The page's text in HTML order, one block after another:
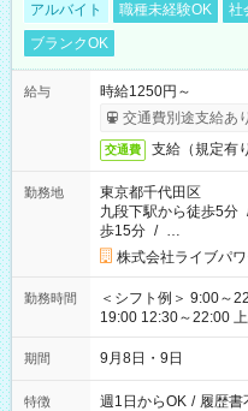
アルバイト 職種未経験OK 社
ブランクOK
給与
時給1250円～
交通費別途支給あり
交通費 支給（規定有り
勤務地
東京都千代田区
九段下駅から徒歩5分
歩15分 / …
株式会社ライブパ
勤務時間
＜シフト例＞ 9:00～
19:00 12:30～22:00 上記の時間から好きな時間を選べます！ ※
時間は変更となる可
期間 9月8日・9日
特徴 週1日からOK / 履歴書